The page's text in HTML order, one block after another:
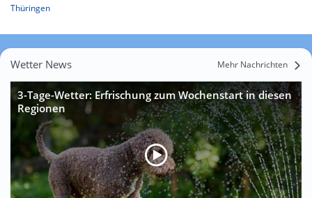
Thüringen
Wetter News Mehr Nachrichten
3-Tage-Wetter: Erfrischung zum Wochenstart in diesen
Regionen